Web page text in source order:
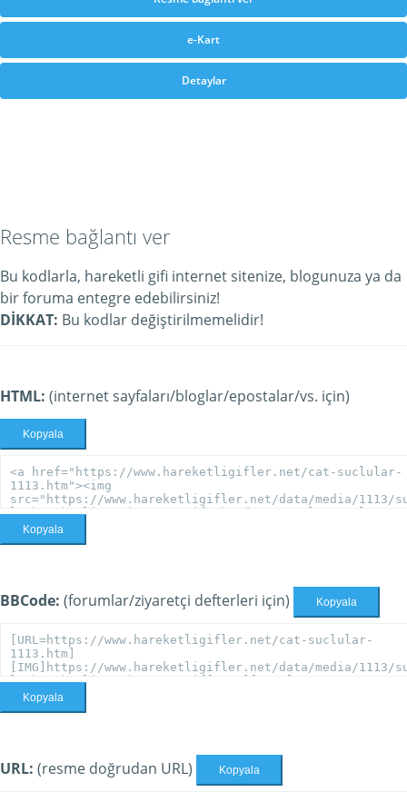
e-Kart
Detaylar
Resme bağlantı ver
Bu kodlarla, hareketli gifi internet sitenize, blogunuza ya da
bir foruma entegre edebilirsiniz!
DİKKAT: Bu kodlar değiştirilmemelidir!
HTML: (internet sayfaları/bloglar/epostalar/vs. için)
Kopyala
Kopyala
BBCode: (forumlar/ziyaretçi defterleri için) Kopyala
Kopyala
URL: (resme doğrudan URL) Kopyala